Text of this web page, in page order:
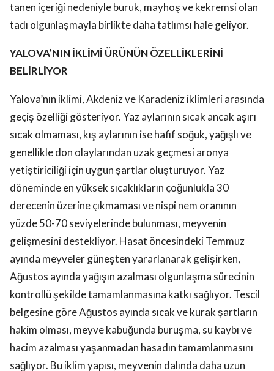
tanen içeriği nedeniyle buruk, mayhoş ve kekremsi olan
tadı olgunlaşmayla birlikte daha tatlımsı hale geliyor.
YALOVA’NIN İKLİMİ ÜRÜNÜN ÖZELLİKLERİNİ
BELİRLİYOR
Yalova’nın iklimi, Akdeniz ve Karadeniz iklimleri arasında
geçiş özelliği gösteriyor. Yaz aylarının sıcak ancak aşırı
sıcak olmaması, kış aylarının ise hafif soğuk, yağışlı ve
genellikle don olaylarından uzak geçmesi aronya
yetiştiriciliği için uygun şartlar oluşturuyor. Yaz
döneminde en yüksek sıcaklıkların çoğunlukla 30
derecenin üzerine çıkmaması ve nispi nem oranının
yüzde 50-70 seviyelerinde bulunması, meyvenin
gelişmesini destekliyor. Hasat öncesindeki Temmuz
ayında meyveler güneşten yararlanarak gelişirken,
Ağustos ayında yağışın azalması olgunlaşma sürecinin
kontrollü şekilde tamamlanmasına katkı sağlıyor. Tescil
belgesine göre Ağustos ayında sıcak ve kurak şartların
hakim olması, meyve kabuğunda buruşma, su kaybı ve
hacim azalması yaşanmadan hasadın tamamlanmasını
sağlıyor. Bu iklim yapısı, meyvenin dalında daha uzun